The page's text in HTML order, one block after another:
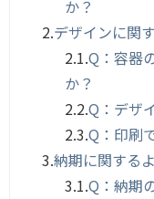
か？
2.デザインに関
2.1.Q：容器
か？
2.2.Q：デザ
2.3.Q：印刷
3.納期に関する
3.1.Q：納期